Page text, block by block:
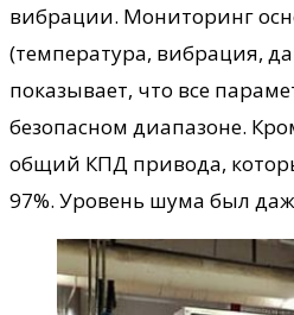
вибрации. Мониторинг
(температура, вибрация,
показывает, что все
безопасном диапазоне.
общий КПД привода,
97%. Уровень шума был